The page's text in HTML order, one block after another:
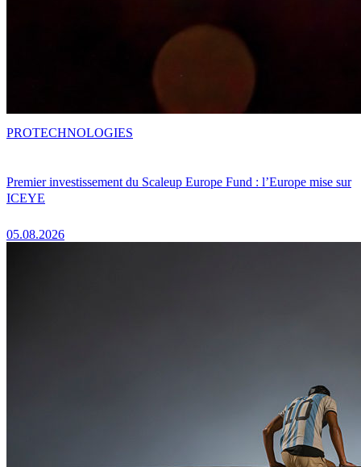
Premier investissement du Scaleup Europe Fund : l’Europe mise sur
ICEYE
05.08.2026
PROTECHNOLOGIES